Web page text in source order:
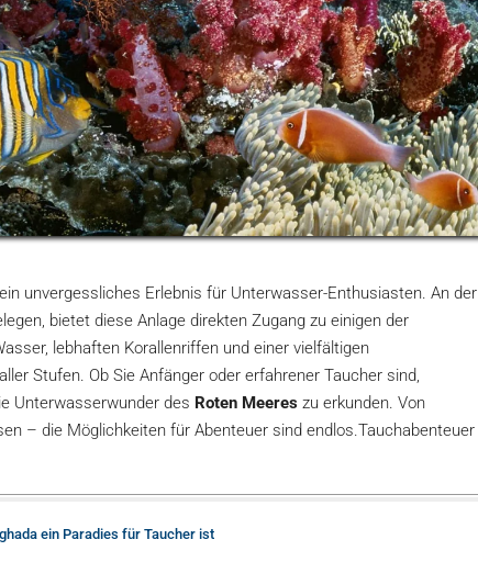
unvergessliches Erlebnis für Unterwasser-Enthusiasten. An der
bietet diese Anlage direkten Zugang zu einigen der
lebhaften Korallenriffen und einer vielfältigen
Stufen. Ob Sie Anfänger oder erfahrener Taucher sind,
Unterwasserwunder des Roten Meeres zu erkunden. Von
– die Möglichkeiten für Abenteuer sind endlos.Tauchabenteuer
ein Paradies für Taucher ist